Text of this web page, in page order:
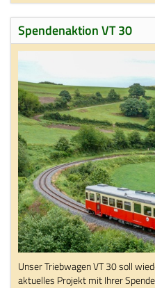
Spendenaktion VT 30
Unser Triebwagen VT 30 soll
aktuelles Projekt mit Ihrer